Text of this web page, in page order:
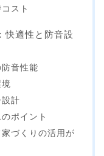
スト
快適性と防音設
音性能
計
ポイント
づくりの活用が